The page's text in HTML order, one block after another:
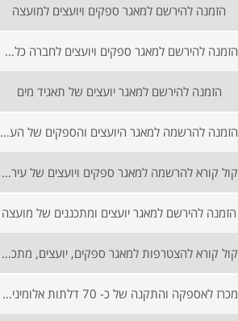
הזמנה להירשם למאגר ספקים ויועצים למועצה
הזמנה להירשם למאגר ספקים ויועצים לחברה כלכלית
הזמנה להירשם למאגר יועצים של תאגיד מים
הזמנה להרשמה למאגר היועצים והספקים של העירייה (פירוט התחומים נמצא באתר הרישום)
קול קורא להרשמה למאגר ספקים ויועצים של עירייה
הזמנה להירשם למאגר יועצים ומתכננים של מועצה
קול קורא להצטרפות למאגר ספקים, יועצים, מתכננים ומודדים לתאגיד מים
מכרז לאספקה והתקנה של כ- 70 דלתות אלומיניום במבנה קריית החינוך